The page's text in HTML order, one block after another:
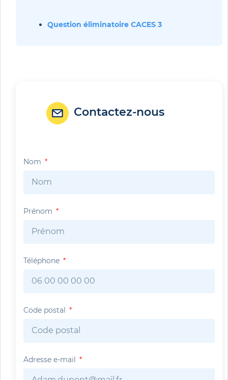
Question éliminatoire CACES 3
Contactez-nous
Nom
Prénom
Téléphone
Code postal
Adresse e-mail